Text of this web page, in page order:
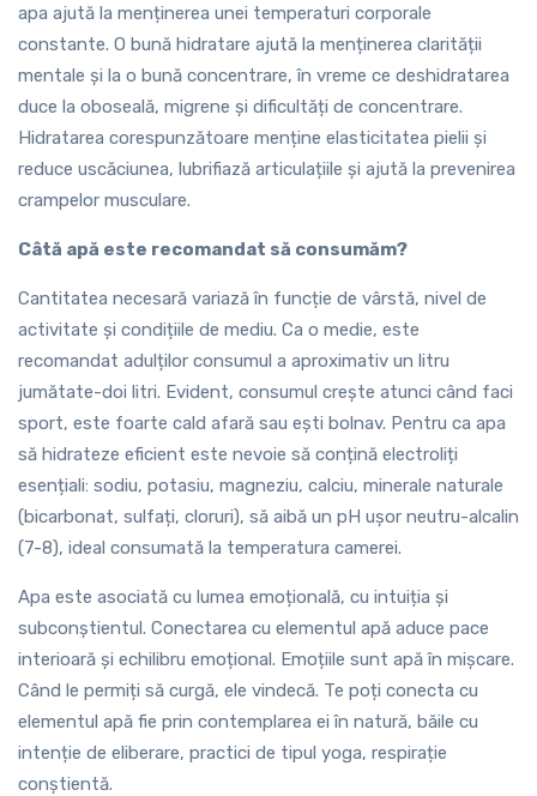
apa ajută la menținerea unei temperaturi corporale
constante. O bună hidratare ajută la menținerea clarității
mentale și la o bună concentrare, în vreme ce deshidratarea
duce la oboseală, migrene și dificultăți de concentrare.
Hidratarea corespunzătoare menține elasticitatea pielii și
reduce uscăciunea, lubrifiază articulațiile și ajută la prevenirea
crampelor musculare.
Câtă apă este recomandat să consumăm?
Cantitatea necesară variază în funcție de vârstă, nivel de
activitate și condițiile de mediu. Ca o medie, este
recomandat adulților consumul a aproximativ un litru
jumătate-doi litri. Evident, consumul crește atunci când faci
sport, este foarte cald afară sau ești bolnav. Pentru ca apa
să hidrateze eficient este nevoie să conțină electroliți
esențiali: sodiu, potasiu, magneziu, calciu, minerale naturale
(bicarbonat, sulfați, cloruri), să aibă un pH ușor neutru-alcalin
(7-8), ideal consumată la temperatura camerei.
Apa este asociată cu lumea emoțională, cu intuiția și
subconștientul. Conectarea cu elementul apă aduce pace
interioară și echilibru emoțional. Emoțiile sunt apă în mișcare.
Când le permiți să curgă, ele vindecă. Te poți conecta cu
elementul apă fie prin contemplarea ei în natură, băile cu
intenție de eliberare, practici de tipul yoga, respirație
conștientă.